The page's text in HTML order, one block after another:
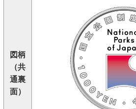
図柄
（共
通裏
面）